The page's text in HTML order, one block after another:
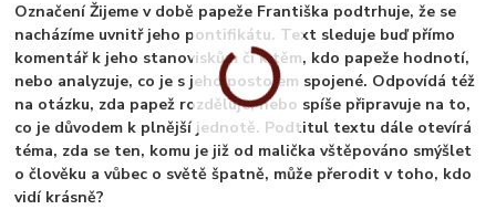
Označení Žijeme v době papeže Františka podtrhuje, že se
nacházíme uvnitř jeho pontifikátu. Text sleduje buď přímo
komentář k jeho stanoviskům či k těm, kdo papeže hodnotí,
nebo analyzuje, co je s jeho postojem spojené. Odpovídá též
na otázku, zda papež rozděluje, nebo spíše připravuje na to,
co je důvodem k plnější jednotě. Podtitul textu dále otevírá
téma, zda se ten, komu je již od malička vštěpováno smýšlet
o člověku a vůbec o světě špatně, může přerodit v toho, kdo
vidí krásně?